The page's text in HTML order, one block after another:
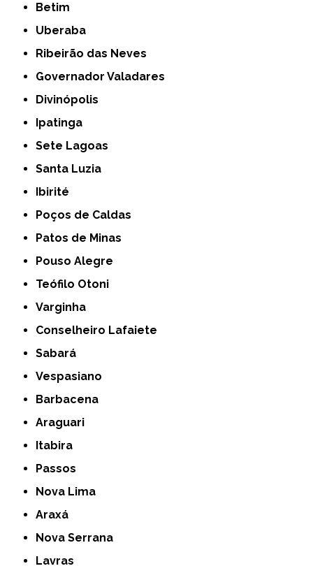
Betim
Uberaba
Ribeirão das Neves
Governador Valadares
Divinópolis
Ipatinga
Sete Lagoas
Santa Luzia
Ibirité
Poços de Caldas
Patos de Minas
Pouso Alegre
Teófilo Otoni
Varginha
Conselheiro Lafaiete
Sabará
Vespasiano
Barbacena
Araguari
Itabira
Passos
Nova Lima
Araxá
Nova Serrana
Lavras